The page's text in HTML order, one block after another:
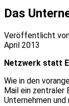
Das
Veröffentlicht
April 2013
Netzwerk statt
Wie in den
Mail ein zentraler
Unternehmen